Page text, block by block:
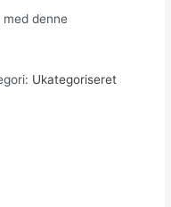
denne
Ukategoriseret